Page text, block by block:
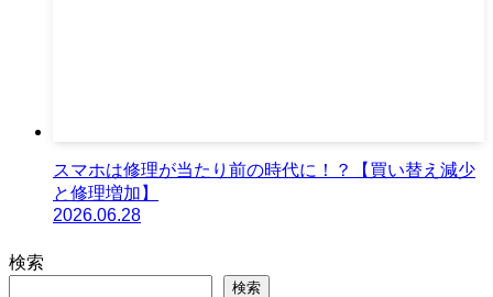
スマホは修理が当たり前の時代に！？【買い替え減少
と修理増加】
2026.06.28
検索
検索